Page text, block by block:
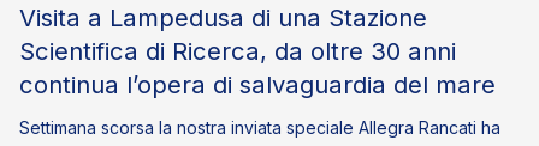
Visita a Lampedusa di una Stazione
Scientifica di Ricerca, da oltre 30 anni
continua l’opera di salvaguardia del mare
Settimana scorsa la nostra inviata speciale Allegra Rancati ha